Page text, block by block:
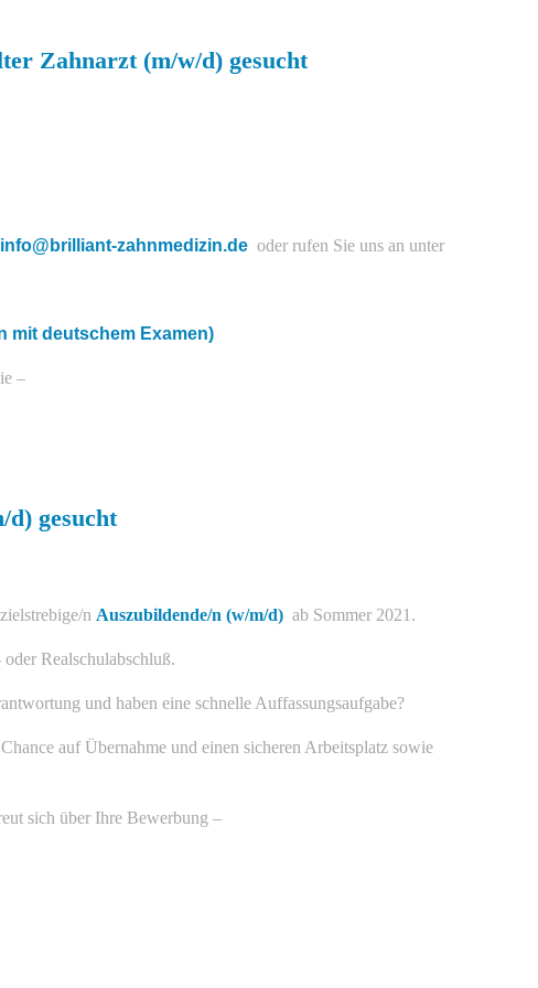
Zahnarzt (m/w/d) gesucht
info@brilliant-zahnmedizin.de oder rufen Sie uns an unter
mit deutschem Examen)
–
gesucht
n Auszubildende/n (w/m/d) ab Sommer 2021.
Realschulabschluß.
und haben eine schnelle Auffassungsaufgabe?
auf Übernahme und einen sicheren Arbeitsplatz sowie
sich über Ihre Bewerbung –